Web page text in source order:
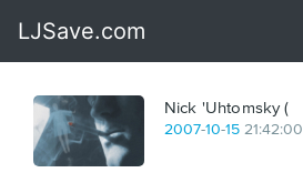
Nick 'Uhtomsky (
2007-10-15 21:42:00